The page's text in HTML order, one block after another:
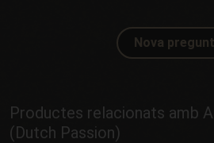
Nova
Productes relacionats amb
(Dutch Passion)